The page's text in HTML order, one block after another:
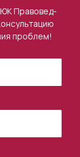
Правовед-
проблем!